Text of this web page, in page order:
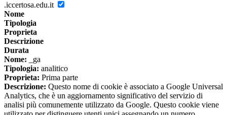
.iccertosa.edu.it
Nome
Tipologia
Proprieta
Descrizione
Durata
Nome: _ga
Tipologia: analitico
Proprieta: Prima parte
Descrizione: Questo nome di cookie è associato a Google Universal
Analytics, che è un aggiornamento significativo del servizio di
analisi più comunemente utilizzato da Google. Questo cookie viene